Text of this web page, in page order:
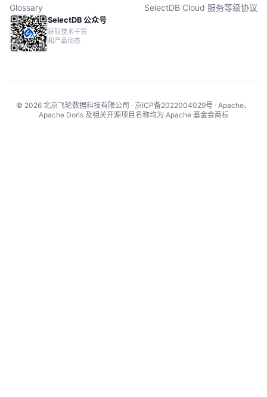
Glossary
SelectDB Cloud 服务等级协议
SelectDB 公众号
获取技术干货
和产品动态
© 2026 北京飞轮数据科技有限公司 · 京ICP备2022004029号 · Apache、
Apache Doris 及相关开源项目名称均为 Apache 基金会商标